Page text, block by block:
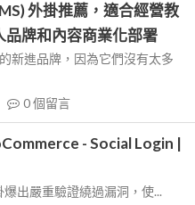
外掛推薦，適合經營教
牌和內容商業化部署
新進品牌，因為它們沒有太多
0個留言
- Social Login |
出嚴重驗證繞過漏洞，使...